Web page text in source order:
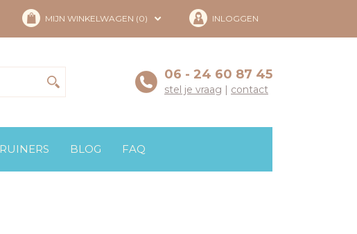
MIJN WINKELWAGEN (0) INLOGGEN
06 - 24 60 87 45
stel je vraag | contact
BLOG FAQ